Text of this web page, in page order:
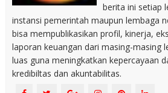
berita ini setiap
instansi pemerintah maupun lembaga
bisa mempublikasikan profil, kinerja,
laporan keuangan dari masing-masing
luas guna meningkatkan kepercayaan
kredibiltas dan akuntabilitas.